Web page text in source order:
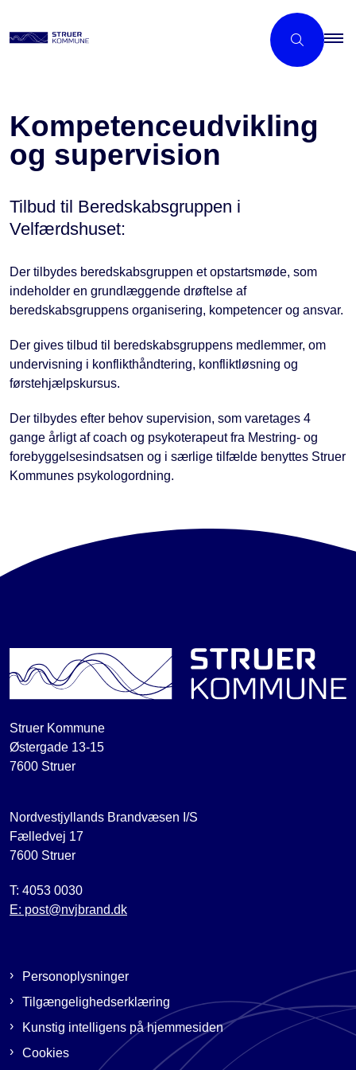
Kompetenceudvikling
og supervision
Tilbud til Beredskabsgruppen i
Velfærdshuset:
Der tilbydes beredskabsgruppen et opstartsmøde, som
indeholder en grundlæggende drøftelse af
beredskabsgruppens organisering, kompetencer og ansvar.
Der gives tilbud til beredskabsgruppens medlemmer, om
undervisning i konflikthåndtering, konfliktløsning og
førstehjælpskursus.
Der tilbydes efter behov supervision, som varetages 4
gange årligt af coach og psykoterapeut fra Mestring- og
forebyggelsesindsatsen og i særlige tilfælde benyttes Struer
Kommunes psykologordning.
Struer Kommune
Østergade 13-15
7600 Struer
Nordvestjyllands Brandvæsen I/S
Fælledvej 17
7600 Struer
T: 4053 0030
E: post@nvjbrand.dk
Personoplysninger
Tilgængelighedserklæring
Kunstig intelligens på hjemmesiden
Cookies